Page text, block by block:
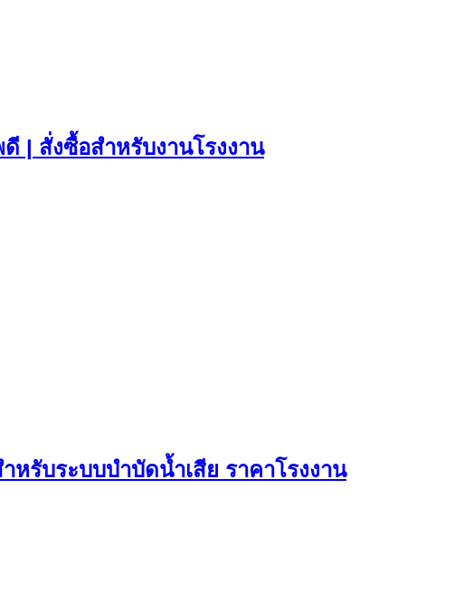
| สั่งซื้อสำหรับงานโรงงาน
หรับระบบบำบัดน้ำเสีย ราคาโรงงาน